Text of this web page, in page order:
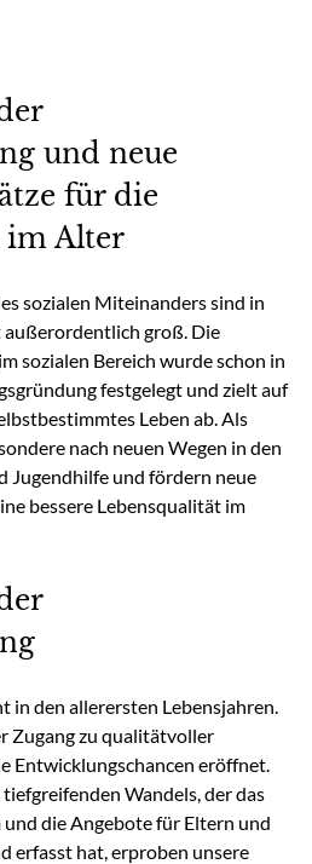
und neue
für die
im Alter
sozialen Miteinanders sind in
groß. Die
sozialen Bereich wurde schon in
festgelegt und zielt auf
Leben ab. Als
nach neuen Wegen in den
Jugendhilfe und fördern neue
bessere Lebensqualität im
in den allerersten Lebensjahren.
Zugang zu qualitätvoller
Entwicklungschancen eröffnet.
Wandels, der das
die Angebote für Eltern und
erfasst hat, erproben unsere